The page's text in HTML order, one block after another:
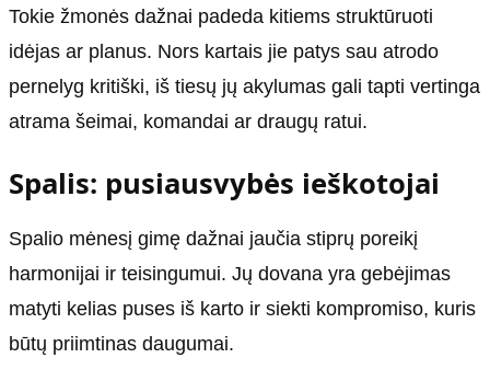
Tokie žmonės dažnai padeda kitiems struktūruoti
idėjas ar planus. Nors kartais jie patys sau atrodo
pernelyg kritiški, iš tiesų jų akylumas gali tapti vertinga
atrama šeimai, komandai ar draugų ratui.
Spalis: pusiausvybės ieškotojai
Spalio mėnesį gimę dažnai jaučia stiprų poreikį
harmonijai ir teisingumui. Jų dovana yra gebėjimas
matyti kelias puses iš karto ir siekti kompromiso, kuris
būtų priimtinas daugumai.